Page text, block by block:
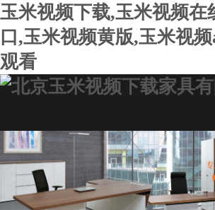
玉米视频下载,玉米视频在
口,玉米视频黄版,玉米视
观看